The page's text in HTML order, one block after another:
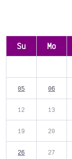
Su Mo
05 06
12 13
19 20
26 27